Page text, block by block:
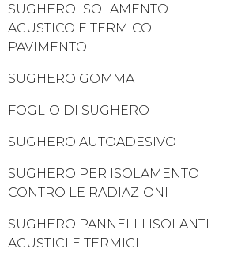
SUGHERO ISOLAMENTO
ACUSTICO E TERMICO
PAVIMENTO
SUGHERO GOMMA
FOGLIO DI SUGHERO
SUGHERO AUTOADESIVO
SUGHERO PER ISOLAMENTO
CONTRO LE RADIAZIONI
SUGHERO PANNELLI ISOLANTI
ACUSTICI E TERMICI